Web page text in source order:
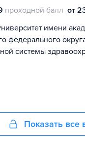
проходной балл от
имени
федерального
системы
Показать все